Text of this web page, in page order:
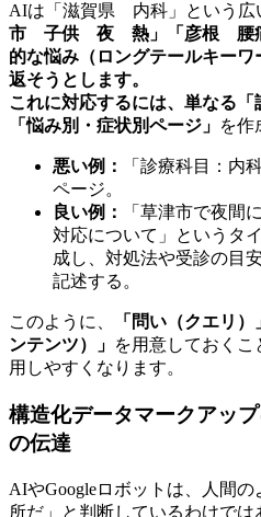
AIは「滋賀県 内科」という広
市 子供 夜 熱」「彦根 腰
的な悩み（ロングテールキー
返そうとします。
これに対応するには、単なる「
「悩み別・症状別ページ」 を作
悪い例：
「診療科目：内
ページ。
良い例：
「草津市で夜間
対応について」というタ
成し、対処法や受診の目
記述する。
このように、
「問い（クエリ
ンテンツ）」 を用意しておくこ
用しやすくなります。
構造化データマークアッ
の伝達
AIやGoogleロボットは、人間
所だ」と判断しているわけで